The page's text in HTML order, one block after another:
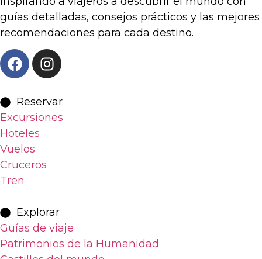
guías detalladas, consejos prácticos y las mejores
recomendaciones para cada destino.
Reservar
Excursiones
Hoteles
Vuelos
Cruceros
Tren
Explorar
Guías de viaje
Patrimonios de la Humanidad